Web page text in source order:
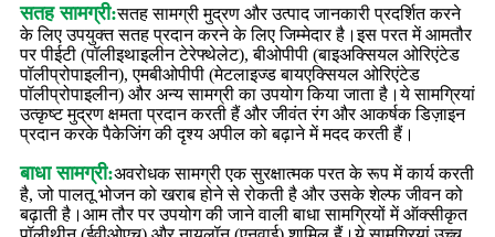
सतह सामग्री:सतह सामग्री मुद्रण और उत्पाद जानकारी प्रदर्शित करने
के लिए उपयुक्त सतह प्रदान करने के लिए जिम्मेदार है।इस परत में आमतौर
पर पीईटी (पॉलीइथाइलीन टेरेफ्थेलेट), बीओपीपी (बाइअक्सियल ओरिएंटेड
पॉलीप्रोपाइलीन), एमबीओपीपी (मेटलाइज्ड बायएक्सियल ओरिएंटेड
पॉलीप्रोपाइलीन) और अन्य सामग्री का उपयोग किया जाता है।ये सामग्रियां
उत्कृष्ट मुद्रण क्षमता प्रदान करती हैं और जीवंत रंग और आकर्षक डिज़ाइन
प्रदान करके पैकेजिंग की दृश्य अपील को बढ़ाने में मदद करती हैं।
बाधा सामग्री:अवरोधक सामग्री एक सुरक्षात्मक परत के रूप में कार्य करती
है, जो पालतू भोजन को खराब होने से रोकती है और उसके शेल्फ जीवन को
बढ़ाती है।आम तौर पर उपयोग की जाने वाली बाधा सामग्रियों में ऑक्सीकृत